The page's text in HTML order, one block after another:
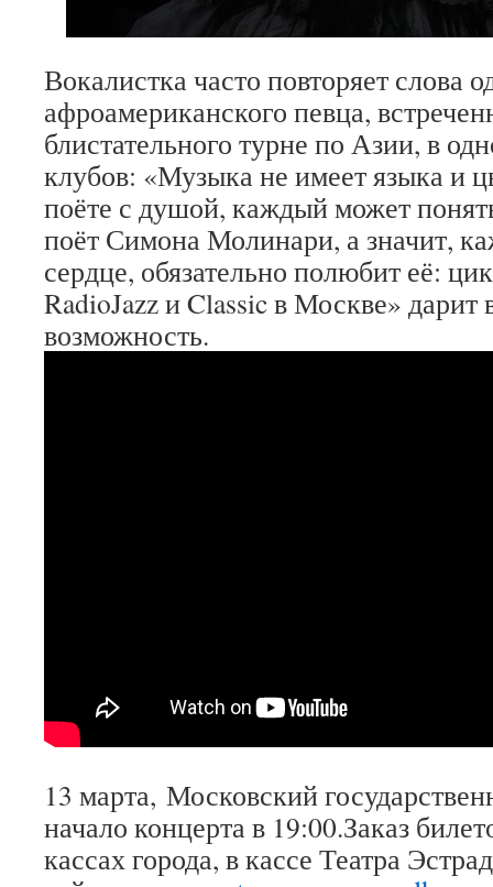
Вокалистка часто повторяет слова
афроамериканского певца,
блистательного турне по Азии, в
клубов: «Музыка не имеет языка и
поёте с душой, каждый может
поёт Симона Молинари, а значит,
сердце, обязательно полюбит её:
RadioJazz и Classic в Москве» дарит
возможность.
13 марта, Московский
начало концерта в 19:00.Заказ
кассах города, в кассе Театра